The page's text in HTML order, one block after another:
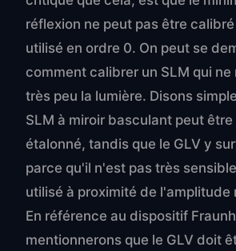
réflexion ne peut pas être
utilisé en ordre 0. On peut se
comment calibrer un SLM qui
très peu la lumière. Disons
SLM à miroir basculant peut
étalonné, tandis que le GLV y
parce qu'il n'est pas très
utilisé à proximité de l'amplitude
En référence au dispositif
mentionnerons que le GLV doit